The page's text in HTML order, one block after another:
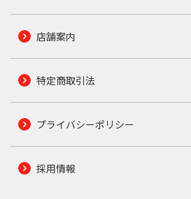
店舗案内
特定商取引法
プライバシーポリシー
採用情報